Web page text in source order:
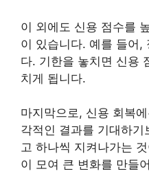
이 외에도 신용 점수를
이 있습니다. 예를 들어,
다. 기한을 놓치면 신용
치게 됩니다.
마지막으로, 신용 회복
각적인 결과를 기대하
고 하나씩 지켜나가는
이 모여 큰 변화를 만들